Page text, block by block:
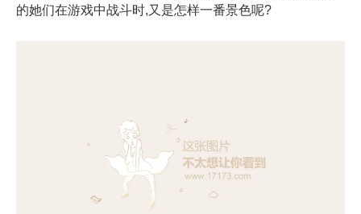
的她们在游戏中战斗时,又是怎样一番景色呢?